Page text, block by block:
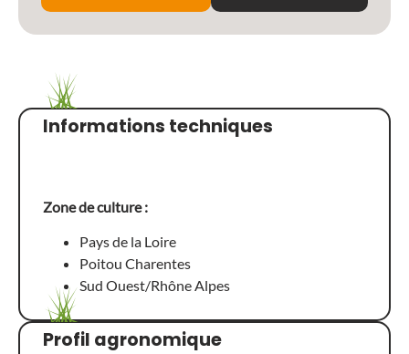
Informations techniques
Zone de culture :
Pays de la Loire
Poitou Charentes
Sud Ouest/Rhône Alpes
Profil agronomique